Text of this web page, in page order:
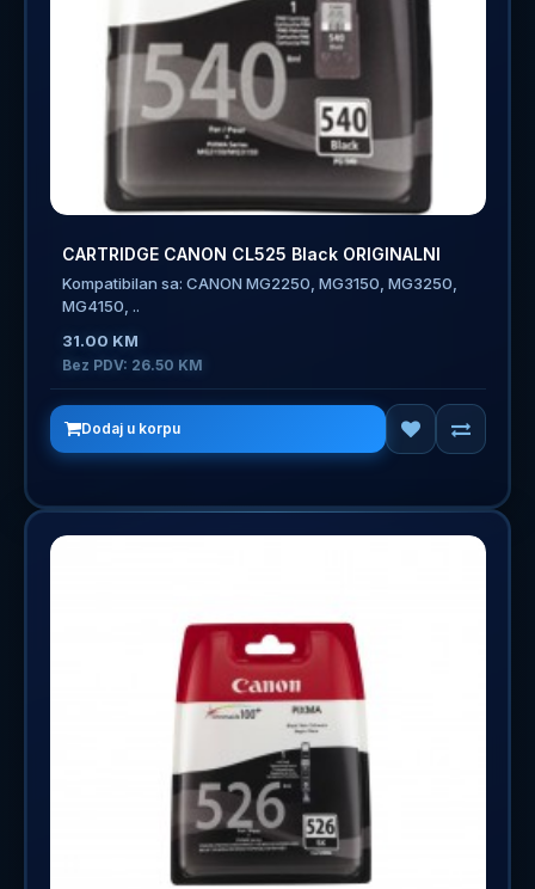
CARTRIDGE CANON CL525 Black ORIGINALNI
Kompatibilan sa: CANON MG2250, MG3150, MG3250,
MG4150, ..
31.00 KM
Bez PDV: 26.50 KM
Dodaj u korpu